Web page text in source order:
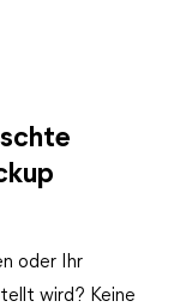
oder Ihr
wird? Keine